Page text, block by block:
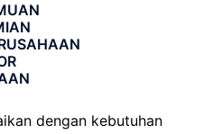
dengan kebutuhan